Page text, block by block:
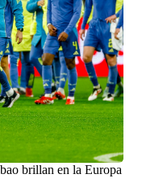
brillan en la Europa